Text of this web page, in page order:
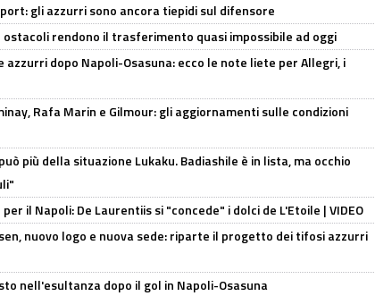
gli azzurri sono ancora tiepidi sul difensore
rendono il trasferimento quasi impossibile ad oggi
dopo Napoli-Osasuna: ecco le note liete per Allegri, i
Rafa Marin e Gilmour: gli aggiornamenti sulle condizioni
più della situazione Lukaku. Badiashile è in lista, ma occhio
il Napoli: De Laurentiis si "concede" i dolci de L'Etoile | VIDEO
nuovo logo e nuova sede: riparte il progetto dei tifosi azzurri
nell'esultanza dopo il gol in Napoli-Osasuna